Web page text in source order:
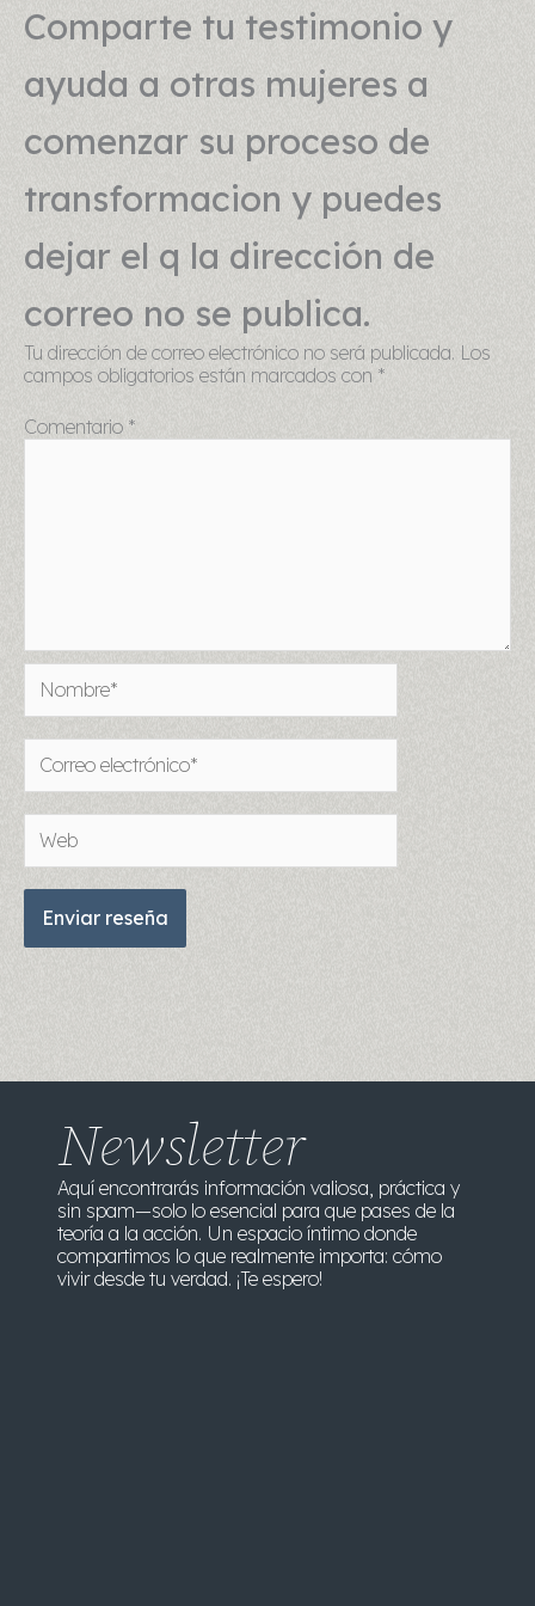
Comparte tu testimonio y
ayuda a otras mujeres a
comenzar su proceso de
transformacion y puedes
dejar el q la dirección de
correo no se publica.
Tu dirección de correo electrónico no será publicada. Los
campos obligatorios están marcados con *
Comentario *
electrónico*
Newsletter
Aquí encontrarás información valiosa, práctica y
sin spam—solo lo esencial para que pases de la
teoría a la acción. Un espacio íntimo donde
compartimos lo que realmente importa: cómo
vivir desde tu verdad. ¡Te espero!